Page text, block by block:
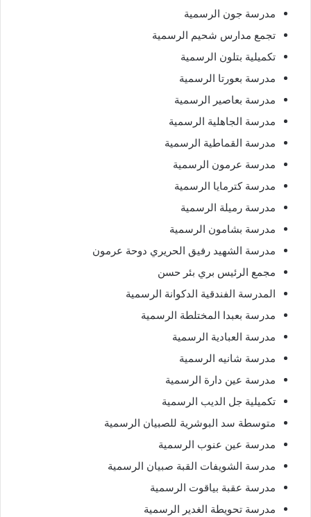
مدرسة جون الرسمية
تجمع مدارس شحيم الرسمية
تكميلية بتلون الرسمية
مدرسة بعورتا الرسمية
مدرسة بعاصير الرسمية
مدرسة الجاهلية الرسمية
مدرسة القماطية الرسمية
مدرسة عرمون الرسمية
مدرسة كترمايا الرسمية
مدرسة رميلة الرسمية
مدرسة بشامون الرسمية
مدرسة الشهيد رفيق الحريري دوحة عرمون
مجمع الرئيس بري بئر حسن
المدرسة الفندقية الدكوانة الرسمية
مدرسة بعبدا المختلطة الرسمية
مدرسة العبادية الرسمية
مدرسة شانيه الرسمية
مدرسة عين دارة الرسمية
تكميلية جل الديب الرسمية
متوسطة سد البوشرية للصبيان الرسمية
مدرسة عين عنوب الرسمية
مدرسة الشويفات القبة صبيان الرسمية
مدرسة عقبة بياقوت الرسمية
مدرسة تحويطة الغدير الرسمية